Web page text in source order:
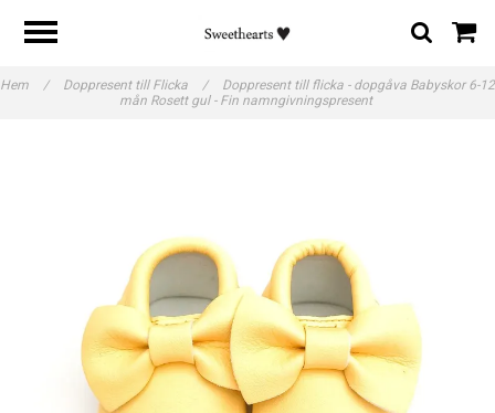
Hem / Doppresent till Flicka /
Doppresent till flicka - dopgåva Babyskor 6-12
mån Rosett gul - Fin namngivningspresent